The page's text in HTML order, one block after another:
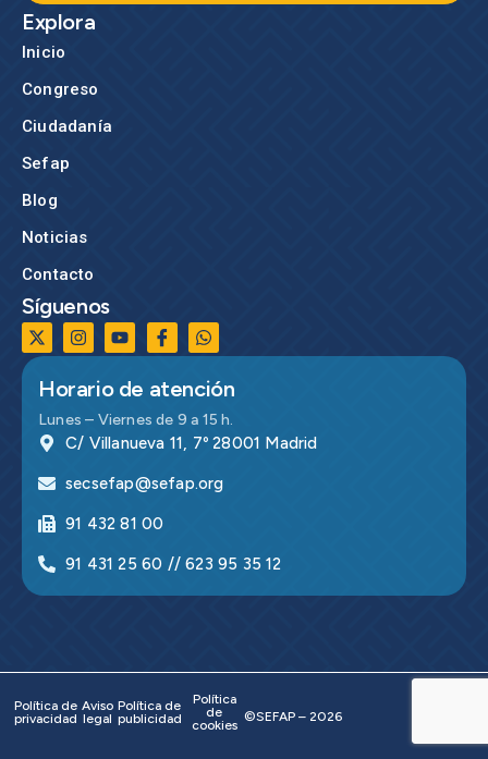
Explora
Inicio
Congreso
Ciudadanía
Sefap
Blog
Noticias
Contacto
Síguenos
Horario de atención
Lunes – Viernes de 9 a 15 h.
C/ Villanueva 11, 7º 28001 Madrid
secsefap@sefap.org
91 432 81 00
91 431 25 60 // 623 95 35 12
©SEFAP – 2026
Política de
privacidad
Aviso
legal
Política de
publicidad
Política
de
cookies